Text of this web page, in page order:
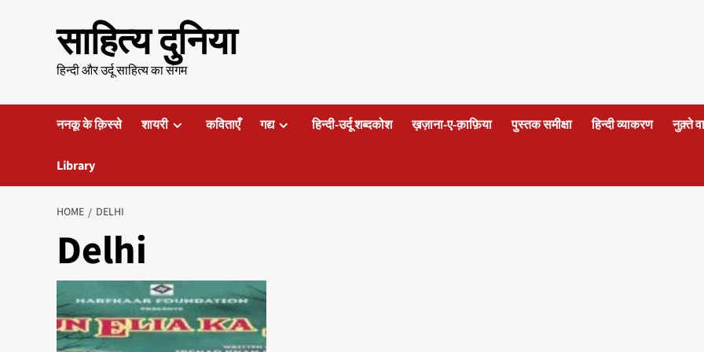
साहित्य दुनिया
हिन्दी और उर्दू साहित्य का संगम
ननकू के क़िस्से शायरी कविताएँ गद्य हिन्दी-उर्दू शब्दकोश ख़ज़ाना-ए-क़ाफ़िया पुस्तक समीक्षा हिन्दी व्याकरण नुक़्ते
Library
HOME DELHI
Delhi